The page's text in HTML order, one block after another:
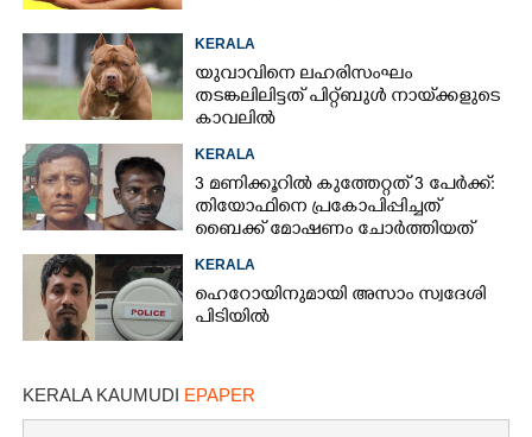
KERALA
യുവാവിനെ ലഹരിസംഘം
തടങ്കലിലിട്ടത് പിറ്റ്ബുൾ നായ്‌ക്കളുടെ
കാവലിൽ
KERALA
3 മണിക്കൂറിൽ കുത്തേറ്റത് 3 പേർക്ക്:
തിയോഫിനെ പ്രകോപിപ്പിച്ചത്
ബൈക്ക് മോഷണം ചോർത്തിയത്
KERALA
ഹെറോയിനുമായി അസാം സ്വദേശി
പിടിയിൽ
KERALA KAUMUDI EPAPER